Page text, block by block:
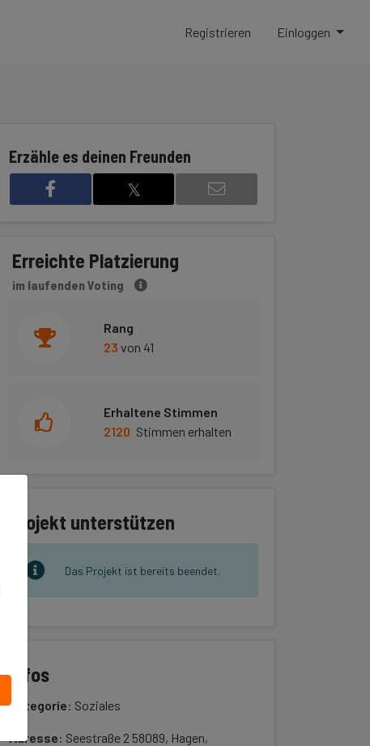
Registrieren Einloggen
Erzähle es deinen Freunden
𝕏
Erreichte Platzierung
im laufenden Voting
Rang
23 von 41
Erhaltene Stimmen
2120 Stimmen erhalten
Projekt unterstützen
Das Projekt ist bereits beendet.
Infos
Kategorie: Soziales
Adresse: Seestraße 2 58089, Hagen,